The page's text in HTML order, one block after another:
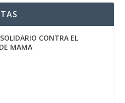
CONTRA EL
MAMA